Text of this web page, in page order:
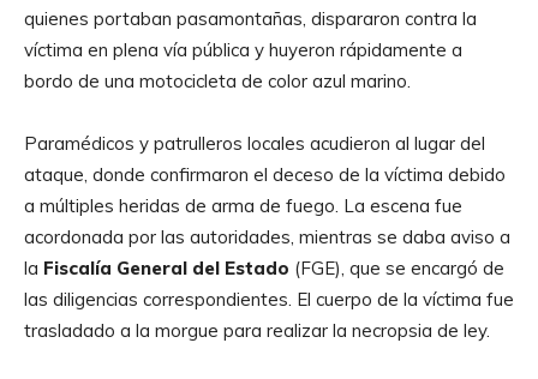
quienes portaban pasamontañas, dispararon contra la
víctima en plena vía pública y huyeron rápidamente a
bordo de una motocicleta de color azul marino.
Paramédicos y patrulleros locales acudieron al lugar del
ataque, donde confirmaron el deceso de la víctima debido
a múltiples heridas de arma de fuego. La escena fue
acordonada por las autoridades, mientras se daba aviso a
la Fiscalía General del Estado (FGE), que se encargó de
las diligencias correspondientes. El cuerpo de la víctima fue
trasladado a la morgue para realizar la necropsia de ley.